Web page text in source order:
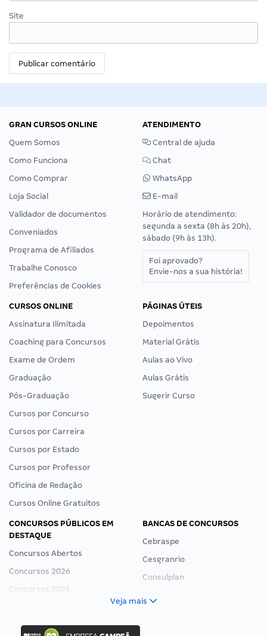
Site
GRAN CURSOS ONLINE
Quem Somos
Como Funciona
Como Comprar
Loja Social
Validador de documentos
Conveniados
Programa de Afiliados
Trabalhe Conosco
Preferências de Cookies
ATENDIMENTO
Central de ajuda
Chat
WhatsApp
E-mail
Horário de atendimento:
segunda a sexta (8h às 20h),
sábado (9h às 13h).
Foi aprovado?
Envie-nos a sua história!
CURSOS ONLINE
Assinatura Ilimitada
Coaching para Concursos
Exame de Ordem
Graduação
Pós-Graduação
Cursos por Concurso
Cursos por Carreira
Cursos por Estado
Cursos por Professor
Oficina de Redação
Cursos Online Gratuitos
PÁGINAS ÚTEIS
Depoimentos
Material Grátis
Aulas ao Vivo
Aulas Grátis
Sugerir Curso
CONCURSOS PÚBLICOS EM
DESTAQUE
Concursos Abertos
Concursos 2026
Concursos 2025
Concurso Ibama
BANCAS DE CONCURSOS
Cebraspe
Cesgranrio
Consulplan
Veja mais